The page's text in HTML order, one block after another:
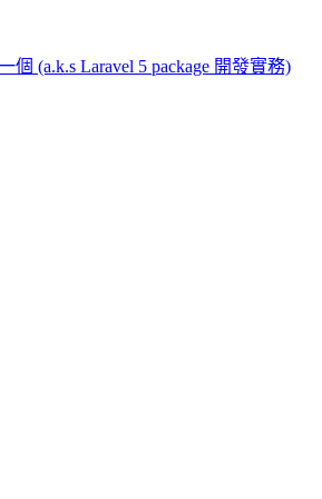
(a.k.s Laravel 5 package 開發實務)